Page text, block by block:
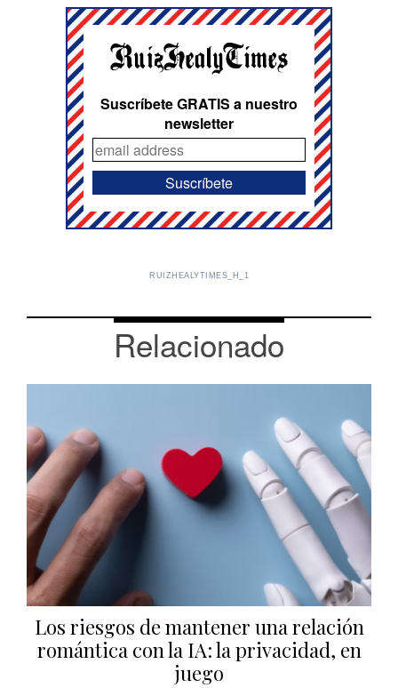
Suscríbete GRATIS a nuestro
newsletter
RUIZHEALYTIMES_H_1
Relacionado
Los riesgos de mantener una relación
romántica con la IA: la privacidad, en
juego